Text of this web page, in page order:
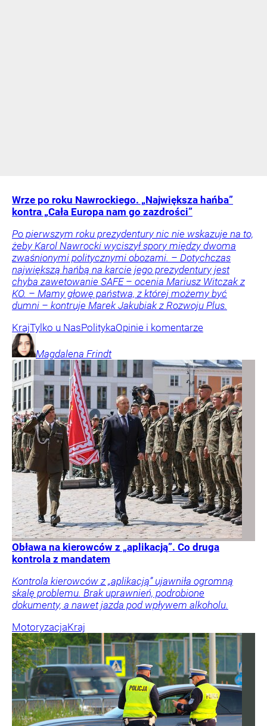
Wrze po roku Nawrockiego. „Największa hańba”
kontra „Cała Europa nam go zazdrości”
Po pierwszym roku prezydentury nic nie wskazuje na to,
żeby Karol Nawrocki wyciszył spory między dwoma
zwaśnionymi politycznymi obozami. – Dotychczas
największą hańbą na karcie jego prezydentury jest
chyba zawetowanie SAFE – ocenia Mariusz Witczak z
KO. – Mamy głowę państwa, z której możemy być
dumni – kontruje Marek Jakubiak z Rozwoju Plus.
KrajTylko u NasPolitykaOpinie i komentarze
Magdalena Frindt
Obława na kierowców z „aplikacją”. Co druga
kontrola z mandatem
Kontrola kierowców z „aplikacją” ujawniła ogromną
skalę problemu. Brak uprawnień, podrobione
dokumenty, a nawet jazda pod wpływem alkoholu.
MotoryzacjaKraj